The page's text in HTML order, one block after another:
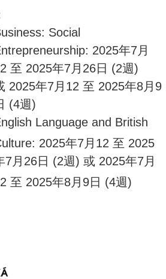
Social
2025年7月
至 2025年7月26日 (2週)
2025年7月 12 至 2025年8月9
(4週)
Language and British
2025年7月12 至 2025
7月26日 (2週) 或 2025年7月
至 2025年8月9日 (4週)